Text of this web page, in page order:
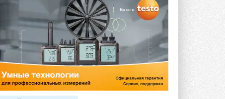
Гибридный тепловой насос PV/T
с одним общим испарителем
Исследователи предложили
конструкцию двухисточникового ...
5 АВГУСТА 2026
21-й ежегодный форум
«ЦОД-2026»
Мероприятие пройдет 2-3 сентября в
отеле Radisson Slavyanskaya. Форум